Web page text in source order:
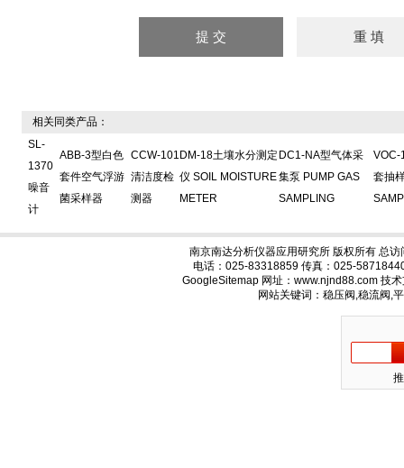
相关同类产品：
SL-
1370
噪音
计
ABB-3型白色
套件空气浮游
菌采样器
CCW-101
清洁度检
测器
DM-18土壤水分测定
仪 SOIL MOISTURE
METER
DC1-NA型气体采
集泵 PUMP GAS
SAMPLING
VOC-
套抽
南京南达分析仪器应用研究所 版权所有 总访
电话：025-83318859 传真：025-
GoogleSitemap 网址：www.njnd88.com 技
网站关键词：稳压阀,稳流阀,